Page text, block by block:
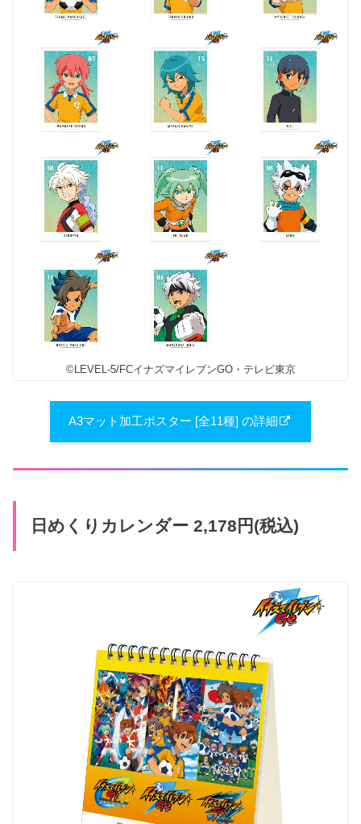
©LEVEL-5/FCイナズマイレブンGO・テレビ東京
A3マット加工ポスター [全11種] の詳細
日めくりカレンダー 2,178円(税込)